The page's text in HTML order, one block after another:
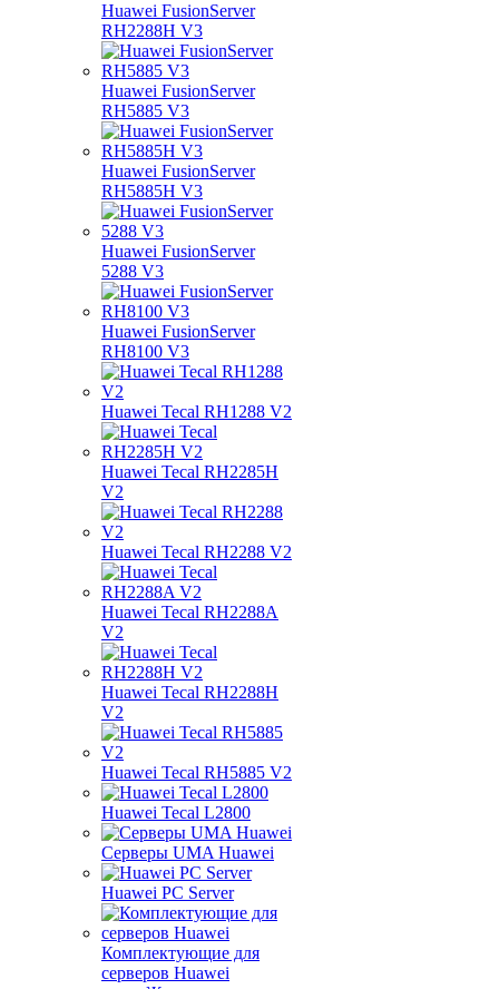
Huawei FusionServer
RH2288H V3
Huawei FusionServer
RH5885 V3
Huawei FusionServer
RH5885H V3
Huawei FusionServer
5288 V3
Huawei FusionServer
RH8100 V3
Huawei Tecal RH1288 V2
Huawei Tecal RH2285H
V2
Huawei Tecal RH2288 V2
Huawei Tecal RH2288A
V2
Huawei Tecal RH2288H
V2
Huawei Tecal RH5885 V2
Huawei Tecal L2800
Серверы UMA Huawei
Huawei PC Server
Комплектующие для
серверов Huawei